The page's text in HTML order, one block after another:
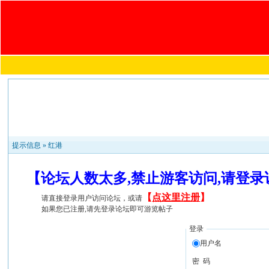
提示信息 »红港
【论坛人数太多,禁止游客访问,请登
请直接登录用户访问论坛，或请 【 点这里注册】
如果您已注册,请先登录论坛即可游览帖子
登录
用户名
密 码